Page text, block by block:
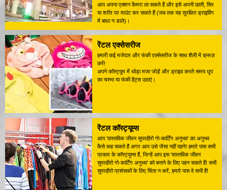
आप अपना एक्शन कैमरा ला सकते हैं और इसे अपनी छाती, सिर
या शरीर पर माउंट कर सकते हैं (जब तक यह सुरक्षित ड्राइविंग
में बाधा न डाले)।
रेंटल एक्सेसरीज
हमारी कई मजेदार और फंकी एक्सेसरीज के साथ शैली में क्रूज़
करें!
अपने कॉस्ट्यूम में थोड़ा मजा जोड़ें और ड्राइव करते समय धूप
का चश्मा या फंकी हैट्स उठाएं।
रेंटल कॉस्ट्यूम्स
आप 'वास्तविक जीवन सुपरहीरो गो-कार्टिंग अनुभव' का अनुभव
कैसे कह सकते हैं अगर आप उसे जैसा नहीं पहने! हमारे पास सभी
प्रकार के कॉस्ट्यूम्स हैं, जिन्हें आप इस 'वास्तविक जीवन
सुपरहीरो गो-कार्टिंग अनुभव' को बनाने के लिए पहन सकते हैं! सभी
सुपरहीरो प्रशंसकों के लिए चिंता न करें, हमारे पास वे सभी हैं!